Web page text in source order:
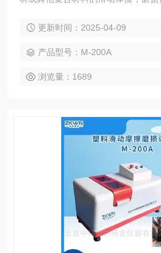
更新时间：2025-04-09
产品型号：M-200A
浏览量：1689